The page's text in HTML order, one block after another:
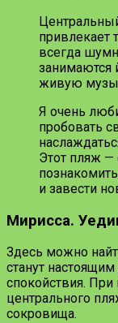
привлекает
всегда
занимаются
живую
Я очень
пробовать
Этот пляж —
и завести
Мирисса.
Здесь можно
станут
спокойствия.
центрального
сокровища.